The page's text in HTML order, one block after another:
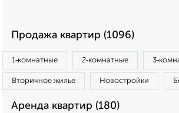
Продажа квартир (1096)
1‑комнатные 2‑комнатные
Вторичное жилье Новостройки
Аренда квартир (180)